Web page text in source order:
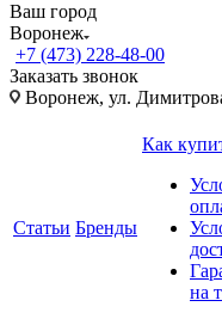
Ваш город
Воронеж
+7 (473) 228-48-00
Заказать звонок
Воронеж, ул.
Статьи Бренды
Как
на